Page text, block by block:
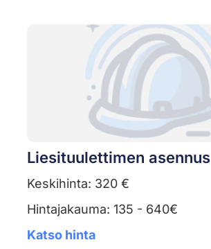
Liesituulettimen asennus
Keskihinta: 320 €
Hintajakauma: 135 - 640€
Katso hinta